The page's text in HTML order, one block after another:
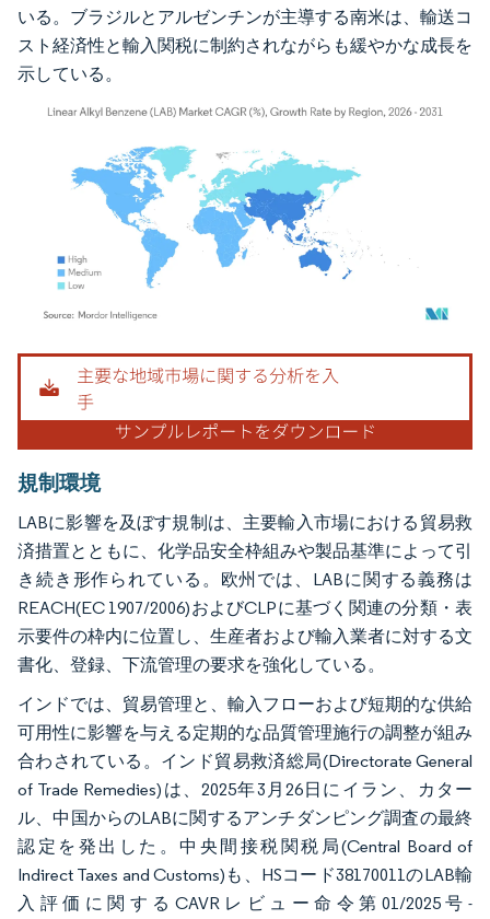
いる。ブラジルとアルゼンチンが主導する南米は、輸送コ
スト経済性と輸入関税に制約されながらも緩やかな成長を
示している。
画像 © Mordor Intelligence。再利用にはCC BY 4.0の表示が必要です。
規制環境
LABに影響を及ぼす規制は、主要輸入市場における貿易救
済措置とともに、化学品安全枠組みや製品基準によって引
き続き形作られている。欧州では、LABに関する義務は
REACH(EC 1907/2006)およびCLPに基づく関連の分類・表
示要件の枠内に位置し、生産者および輸入業者に対する文
書化、登録、下流管理の要求を強化している。
インドでは、貿易管理と、輸入フローおよび短期的な供給
可用性に影響を与える定期的な品質管理施行の調整が組み
合わされている。インド貿易救済総局(Directorate General
of Trade Remedies)は、2025年3月26日にイラン、カター
ル、中国からのLABに関するアンチダンピング調査の最終
認定を発出した。中央間接税関税局(Central Board of
Indirect Taxes and Customs)も、HSコード38170011のLAB輸
入評価に関するCAVRレビュー命令第01/2025号-